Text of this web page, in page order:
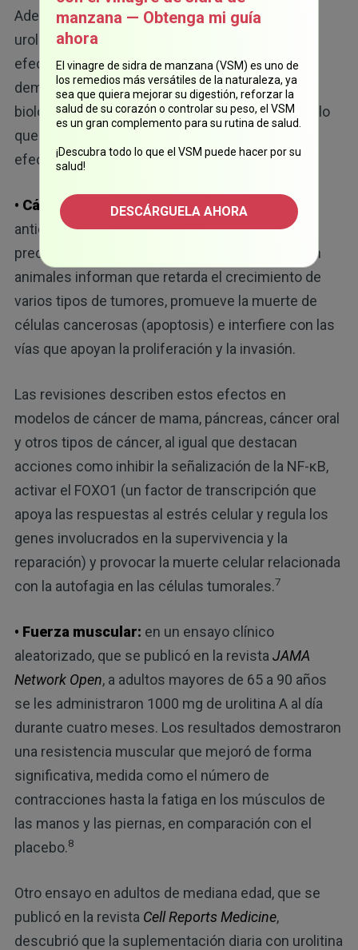
Además del envejecimiento inmunológico, la
urolitina A también se ha estudiado por otros
efectos sobre la salud. Las investigaciones
demuestran que interactúa con varias vías
biológicas relevantes para la salud a largo plazo, lo
que ha llevado a los científicos a examinar su
efecto sobre varias afecciones, entre ellas: 6
• Cáncer:
la urolitina A presenta una actividad
anticancerígena, sobre todo en estudios
preclínicos. Algunos estudios de laboratorio y en
animales informan que retarda el crecimiento de
varios tipos de tumores, promueve la muerte de
células cancerosas (apoptosis) e interfiere con las
vías que apoyan la proliferación y la invasión.
Las revisiones describen estos efectos en
modelos de cáncer de mama, páncreas, cáncer oral
y otros tipos de cáncer, al igual que destacan
acciones como inhibir la señalización de la NF-κB,
activar el FOXO1 (un factor de transcripción que
apoya las respuestas al estrés celular y regula los
genes involucrados en la supervivencia y la
reparación) y provocar la muerte celular relacionada
con la autofagia en las células tumorales.7
• Fuerza muscular: en un ensayo clínico
aleatorizado, que se publicó en la revista JAMA
Network Open, a adultos mayores de 65 a 90 años
se les administraron 1000 mg de urolitina A al día
durante cuatro meses. Los resultados demostraron
una resistencia muscular que mejoró de forma
significativa, medida como el número de
contracciones hasta la fatiga en los músculos de
las manos y las piernas, en comparación con el
placebo.8
Otro ensayo en adultos de mediana edad, que se
publicó en la revista Cell Reports Medicine,
descubrió que la suplementación diaria con urolitina
manzana — Obtenga mi guía
ahora
El vinagre de sidra de manzana (VSM) es uno de
los remedios más versátiles de la naturaleza, ya
sea que quiera mejorar su digestión, reforzar la
salud de su corazón o controlar su peso, el VSM
es un gran complemento para su rutina de salud.
¡Descubra todo lo que el VSM puede hacer por su
salud!
DESCÁRGUELA AHORA